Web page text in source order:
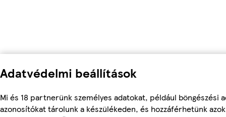
Adatvédelmi beállítások
Mi és 18 partnerünk személyes adatokat, például böngészési
azonosítókat tárolunk a készülékeden, és hozzáférhetünk